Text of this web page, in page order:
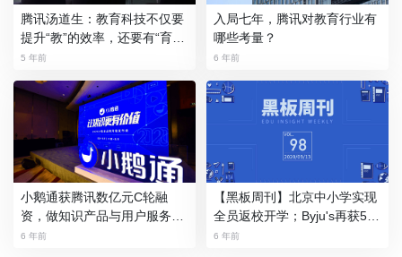
腾讯汤道生：教育科技不仅要
提升“教”的效率，还要有“育”
的温度
5 年前
入局七年，腾讯对教育行业有
哪些考量？
6 年前
小鹅通获腾讯数亿元C轮融
资，做知识产品与用户服务的
数字化工具
6 年前
【黑板周刊】北京中小学实现
全员返校开学；Byju's再获5亿
美元战略投资；学而思推出AI
6 年前